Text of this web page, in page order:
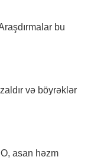
bu
və böyrəklər
asan həzm